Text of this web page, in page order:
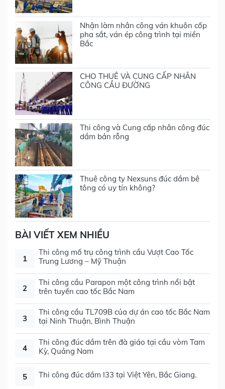
Nhận làm nhân công ván khuôn cốp
pha sắt, ván ép công trình tại miền
Bắc
CHO THUÊ VÀ CUNG CẤP NHÂN
CÔNG CẦU ĐƯỜNG
Thi công và Cung cấp nhân công đúc
dầm bản rỗng
Thuê công ty Nexsuns đúc dầm bê
tông có uy tín không?
BÀI VIẾT XEM NHIỀU
1
Thi công mố trụ công trình cầu Vượt Cao Tốc
Trung Lương – Mỹ Thuận
2
Thi công cầu Parapon một công trình nổi bật
trên tuyến cao tốc Bắc Nam
3
Thi công cầu TL709B của dự án cao tốc Bắc Nam
tại Ninh Thuận, Bình Thuận
4
Thi công đúc dầm trên đà giáo tại cầu vòm Tam
Kỳ, Quảng Nam
5 Thi công đúc dầm I33 tại Việt Yên, Bắc Giang.